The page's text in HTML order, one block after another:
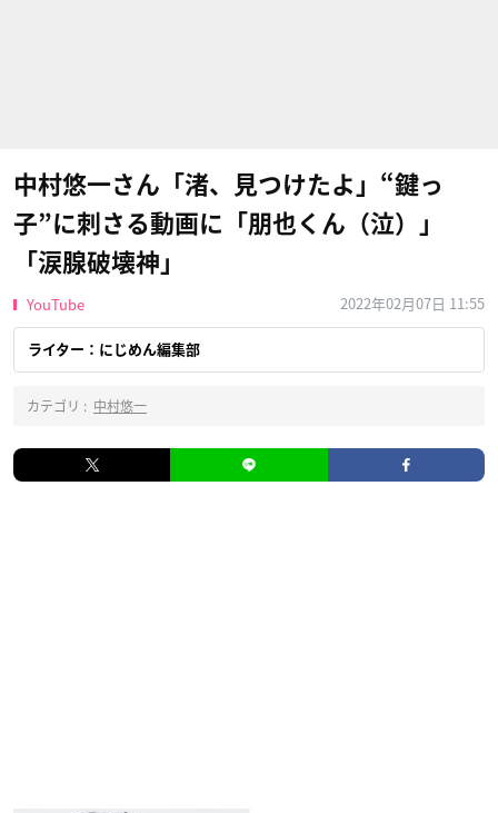
中村悠一さん「渚、見つけたよ」“鍵っ
子”に刺さる動画に「朋也くん（泣）」
「涙腺破壊神」
YouTube 2022年02月07日 11:55
ライター：にじめん編集部
カテゴリ : 中村悠一